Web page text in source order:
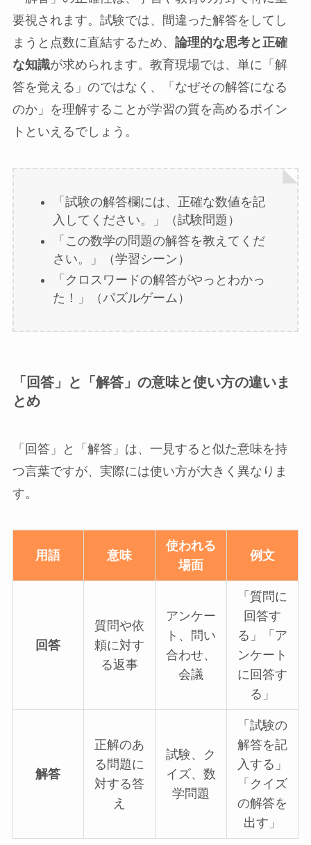
要視されます。試験では、間違った解答をしてし
まうと点数に直結するため、 論理的な思考と正確
な知識が求められます。教育現場では、単に「解
答を覚える」のではなく、「なぜその解答になる
のか」を理解することが学習の質を高めるポイン
トといえるでしょう。
「試験の解答欄には、正確な数値を記
入してください。」（試験問題）
「この数学の問題の解答を教えてくだ
さい。」（学習シーン）
「クロスワードの解答がやっとわかっ
た！」（パズルゲーム）
「回答」と「解答」の意味と使い方の違いま
とめ
「回答」と「解答」は、一見すると似た意味を持
つ言葉ですが、実際には使い方が大きく異なりま
す。
用語 意味
使われる
場面
例文
回答
質問や依
頼に対す
る返事
アンケー
ト、問い
合わせ、
会議
「質問に
回答す
る」「ア
ンケート
に回答す
る」
解答
正解のあ
る問題に
対する答
え
試験、ク
イズ、数
学問題
「試験の
解答を記
入する」
「クイズ
の解答を
出す」